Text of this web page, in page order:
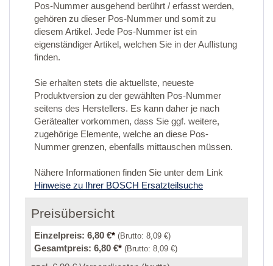
Pos-Nummer ausgehend berührt / erfasst werden,
gehören zu dieser Pos-Nummer und somit zu
diesem Artikel. Jede Pos-Nummer ist ein
eigenständiger Artikel, welchen Sie in der Auflistung
finden.
Sie erhalten stets die aktuellste, neueste
Produktversion zu der gewählten Pos-Nummer
seitens des Herstellers. Es kann daher je nach
Gerätealter vorkommen, dass Sie ggf. weitere,
zugehörige Elemente, welche an diese Pos-
Nummer grenzen, ebenfalls mittauschen müssen.
Nähere Informationen finden Sie unter dem Link
Hinweise zu Ihrer BOSCH Ersatzteilsuche
Preisübersicht
Einzelpreis: 6,80 €* (Brutto: 8,09 €)
Gesamtpreis: 6,80 €* (Brutto: 8,09 €)